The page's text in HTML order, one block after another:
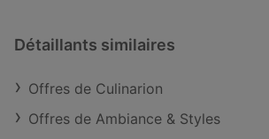
Détaillants similaires
Offres de Culinarion
Offres de Ambiance & Styles